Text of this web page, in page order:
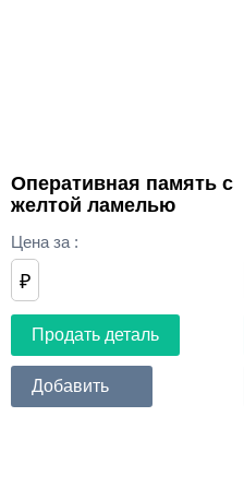
Оперативная память с
желтой ламелью
Цена за :
₽
Продать деталь
Добавить